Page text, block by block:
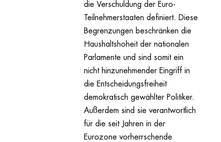
die Verschuldung der Euro-
Teilnehmerstaaten definiert. Diese
Begrenzungen beschränken die
Haushaltshoheit der nationalen
Parlamente und sind somit ein
nicht hinzunehmender Eingriff in
die Entscheidungsfreiheit
demokratisch gewählter Politiker.
Außerdem sind sie verantwortlich
für die seit Jahren in der
Eurozone vorherrschende